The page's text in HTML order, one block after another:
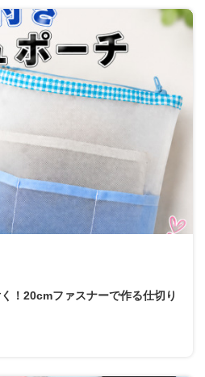
！20cmファスナーで作る仕切り